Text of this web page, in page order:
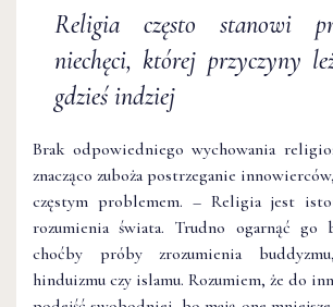
Religia często stanowi
niechęci, której przyczyny
gdzieś indziej
Brak odpowiedniego wychowania
znacząco zuboża postrzeganie
częstym problemem. – Religia jest
rozumienia świata. Trudno ogarnąć go
choćby próby zrozumienia
hinduizmu czy islamu. Rozumiem, że do